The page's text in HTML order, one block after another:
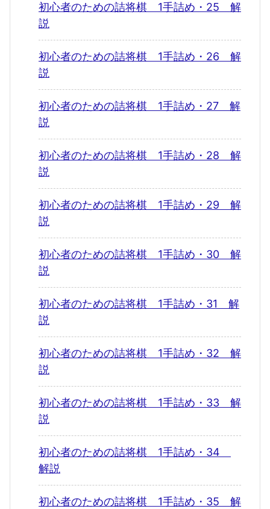
初心者のための詰将棋 1手詰め・25 解
説
初心者のための詰将棋 1手詰め・26 解
説
初心者のための詰将棋 1手詰め・27 解
説
初心者のための詰将棋 1手詰め・28 解
説
初心者のための詰将棋 1手詰め・29 解
説
初心者のための詰将棋 1手詰め・30 解
説
初心者のための詰将棋 1手詰め・31 解
説
初心者のための詰将棋 1手詰め・32 解
説
初心者のための詰将棋 1手詰め・33 解
説
初心者のための詰将棋 1手詰め・34
解説
初心者のための詰将棋 1手詰め・35 解